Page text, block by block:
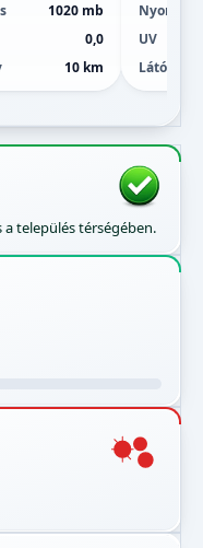
1020 mb
0,0
10 km
Nyomás
UV
Látótáv
a település térségében.